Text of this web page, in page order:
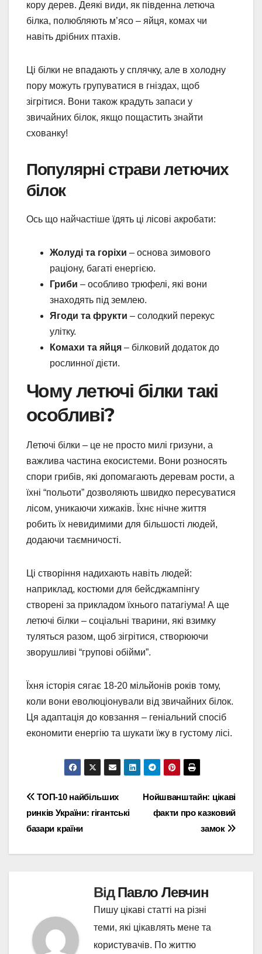
кору дерев. Деякі види, як південна летюча
білка, полюбляють м’ясо – яйця, комах чи
навіть дрібних птахів.
Ці білки не впадають у сплячку, але в холодну
пору можуть групуватися в гніздах, щоб
зігрітися. Вони також крадуть запаси у
звичайних білок, якщо пощастить знайти
схованку!
Популярні страви летючих
білок
Ось що найчастіше їдять ці лісові акробати:
Жолуді та горіхи – основа зимового
раціону, багаті енергією.
Гриби – особливо трюфелі, які вони
знаходять під землею.
Ягоди та фрукти – солодкий перекус
улітку.
Комахи та яйця – білковий додаток до
рослинної дієти.
Чому летючі білки такі
особливі?
Летючі білки – це не просто милі гризуни, а
важлива частина екосистеми. Вони розносять
спори грибів, які допомагають деревам рости, а
їхні “польоти” дозволяють швидко пересуватися
лісом, уникаючи хижаків. Їхнє нічне життя
робить їх невидимими для більшості людей,
додаючи таємничості.
Ці створіння надихають навіть людей:
наприклад, костюми для бейсджампінгу
створені за прикладом їхнього патагіума! А ще
летючі білки – соціальні тварини, які взимку
туляться разом, щоб зігрітися, створюючи
зворушливі “групові обійми”.
Їхня історія сягає 18-20 мільйонів років тому,
коли вони еволюціонували від звичайних білок.
Ця адаптація до ковзання – геніальний спосіб
економити енергію та шукати їжу в густому лісі.
Навігація
записів
Нойшванштайн: цікаві
факти про казковий
замок
ТОП-10 найбільших
ринків України: гігантські
базари країни
ВідПавло Левчин
Пишу цікаві статті на різні
теми, які цікавлять мене та
користувачів. По життю